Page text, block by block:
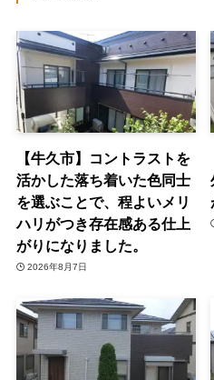
【牛久市】コントラストを
活かした落ち着いた色同士
を選ぶことで、程よいメリ
ハリがつき存在感ある仕上
がりになりました。
2026年8月7日